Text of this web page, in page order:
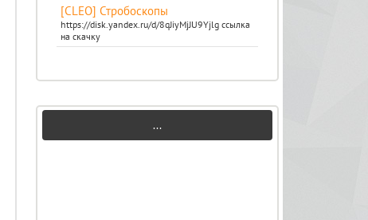
[CLEO] Стробоскопы
https://disk.yandex.ru/d/8qJiyMjJU9Yjlg ссылка
на скачку
...